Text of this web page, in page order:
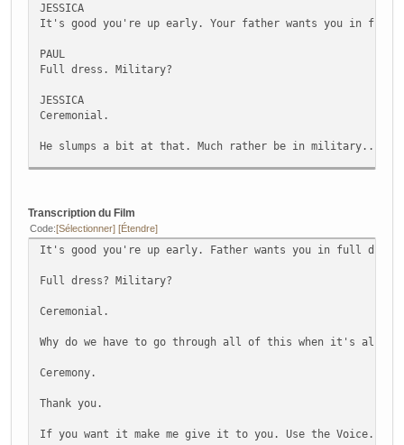
JESSICA
It's good you're up early. Your father wants you in full
PAUL
Full dress. Military?
JESSICA
Ceremonial.
He slumps a bit at that. Much rather be in military...
JESSICA
Ceremony.
I just woke up. Can I please-- ?
JESSICA *
GIVE ME THE WATERRRRRR.
Transcription du Film
Code Sélectionner Étendre
It's good you're up early. Father wants you in full dress
Full dress? Military?
Ceremonial.
Why do we have to go through all of this when it's already
Ceremony.
Thank you.
If you want it make me give it to you. Use the Voice.